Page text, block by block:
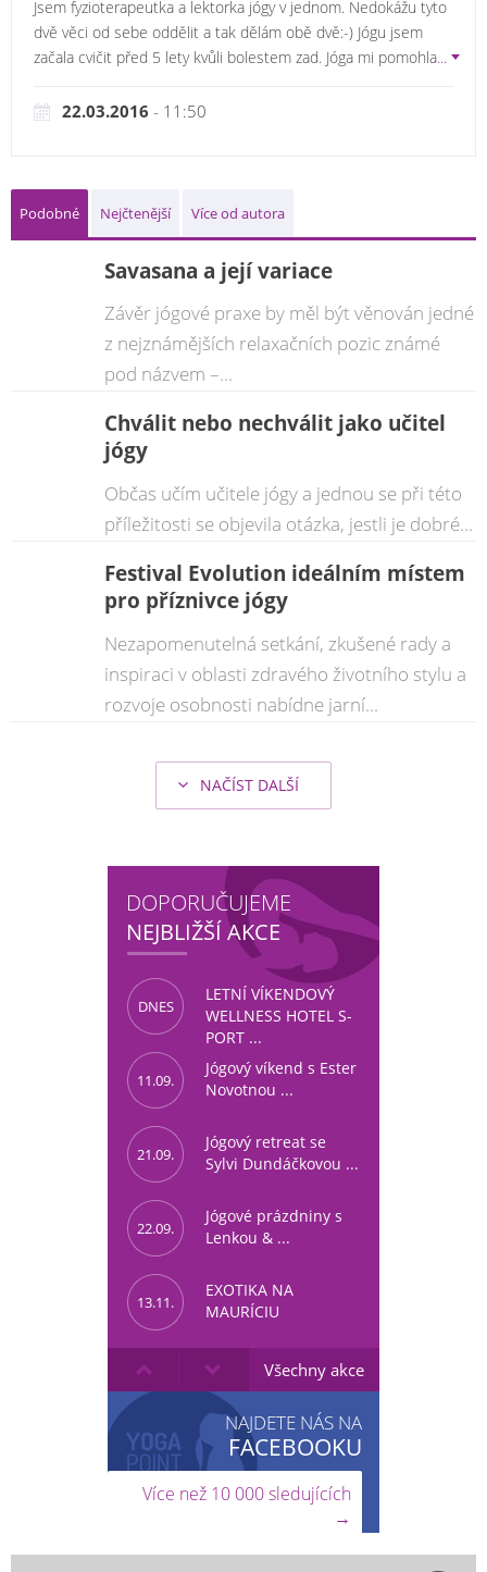
Jsem fyzioterapeutka a lektorka jógy v jednom. Nedokážu tyto
dvě věci od sebe oddělit a tak dělám obě dvě:-) Jógu jsem
začala cvičit před 5 lety kvůli bolestem zad. Jóga mi pomohla...
22.03.2016 - 11:50
Podobné Nejčtenější Více od autora
Savasana a její variace
Závěr jógové praxe by měl být věnován jedné
z nejznámějších relaxačních pozic známé
pod názvem –...
Chválit nebo nechválit jako učitel
jógy
Občas učím učitele jógy a jednou se při této
příležitosti se objevila otázka, jestli je dobré...
Festival Evolution ideálním místem
pro příznivce jógy
Nezapomenutelná setkání, zkušené rady a
inspiraci v oblasti zdravého životního stylu a
rozvoje osobnosti nabídne jarní...
NAČÍST DALŠÍ
DOPORUČUJEME
NEJBLIŽŠÍ AKCE
DNES
LETNÍ VÍKENDOVÝ
WELLNESS HOTEL S-
PORT ...
11.09.
Jógový víkend s Ester
Novotnou ...
21.09.
Jógový retreat se
Sylvi Dundáčkovou ...
22.09.
Jógové prázdniny s
Lenkou & ...
13.11.
EXOTIKA NA
MAURÍCIU
Všechny akce
NAJDETE NÁS NA
FACEBOOKU
Více než 10 000 sledujících
→